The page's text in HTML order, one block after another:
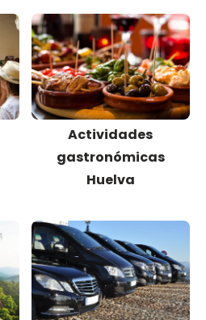
Actividades
gastronómicas
Huelva